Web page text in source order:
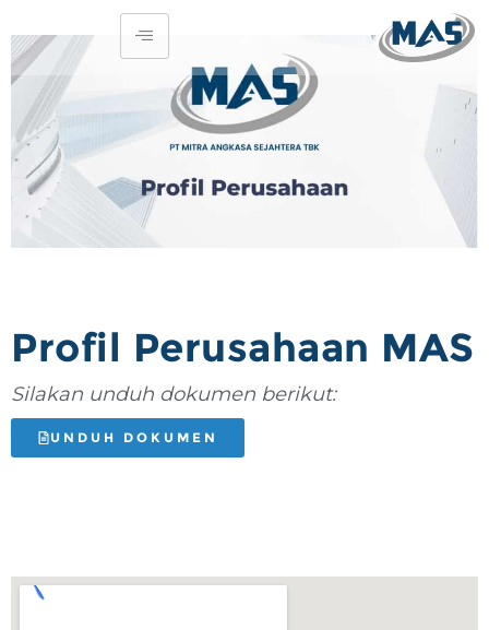
Profil Perusahaan MAS
Silakan unduh dokumen berikut:
UNDUH DOKUMEN